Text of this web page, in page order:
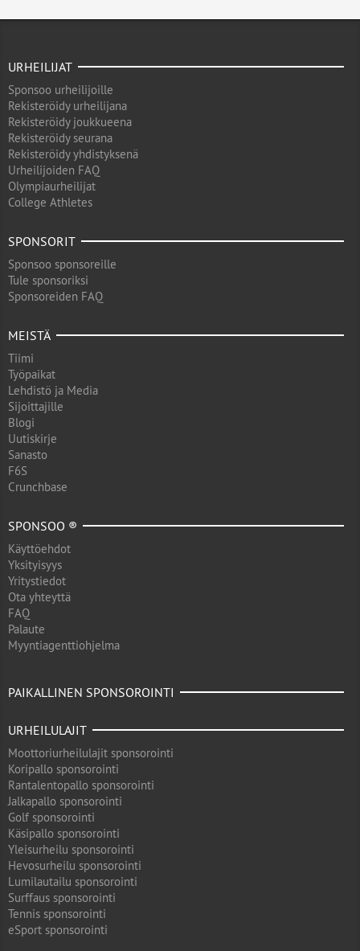
URHEILIJAT
Sponsoo urheilijoille
Rekisteröidy urheilijana
Rekisteröidy joukkueena
Rekisteröidy seurana
Rekisteröidy yhdistyksenä
Urheilijoiden FAQ
Olympiaurheilijat
College Athletes
SPONSORIT
Sponsoo sponsoreille
Tule sponsoriksi
Sponsoreiden FAQ
MEISTÄ
Tiimi
Työpaikat
Lehdistö ja Media
Sijoittajille
Blogi
Uutiskirje
Sanasto
F6S
Crunchbase
SPONSOO ®
Käyttöehdot
Yksityisyys
Yritystiedot
Ota yhteyttä
FAQ
Palaute
Myyntiagenttiohjelma
PAIKALLINEN SPONSOROINTI
URHEILULAJIT
Moottoriurheilulajit sponsorointi
Koripallo sponsorointi
Rantalentopallo sponsorointi
Jalkapallo sponsorointi
Golf sponsorointi
Käsipallo sponsorointi
Yleisurheilu sponsorointi
Hevosurheilu sponsorointi
Lumilautailu sponsorointi
Surffaus sponsorointi
Tennis sponsorointi
eSport sponsorointi